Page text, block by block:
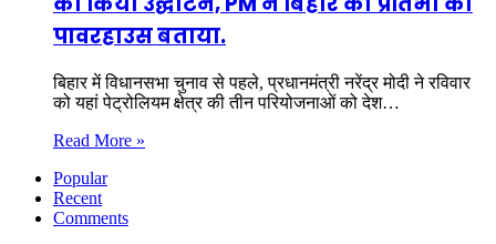
पावरहाउस बताया.
बिहार में विधानसभा चुनाव से पहले, प्रधानमंत्री नरेंद्र मोदी ने रविवार
को यहां पेट्रोलियम क्षेत्र की तीन परियोजनाओं को देश…
Read More »
Popular
Recent
Comments